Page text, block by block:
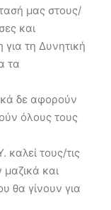
μας στους/
και
τη Δυνητική
τα
δε αφορούν
όλους τους
καλεί τους/τις
και
θα γίνουν για